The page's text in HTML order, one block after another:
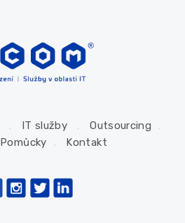
IT služby
Outsourcing
Pomůcky Kontakt